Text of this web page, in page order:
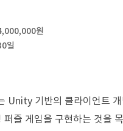
원
일
Unity 기반의 클라이언트 개
퍼즐 게임을 구현하는 것을